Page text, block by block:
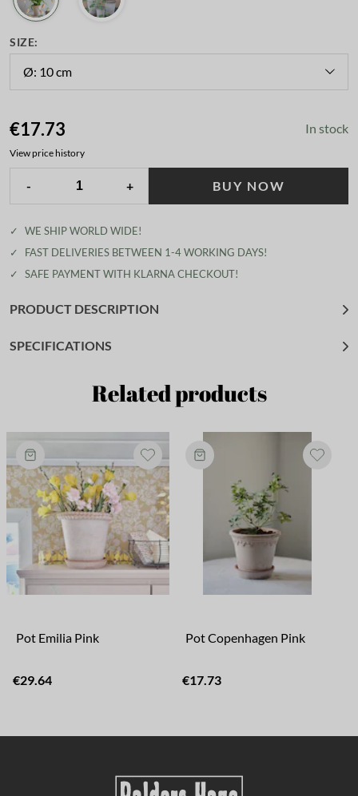
SIZE:
Ø: 10 cm
€17.73 In stock
View price history
- + BUY NOW
✓
WE SHIP WORLD WIDE!
✓
FAST DELIVERIES BETWEEN 1-4 WORKING DAYS!
✓
SAFE PAYMENT WITH KLARNA CHECKOUT!
PRODUCT DESCRIPTION
SPECIFICATIONS
Related products
Pot Emilia Pink
€29.64
Pot Copenhagen Pink
€17.73